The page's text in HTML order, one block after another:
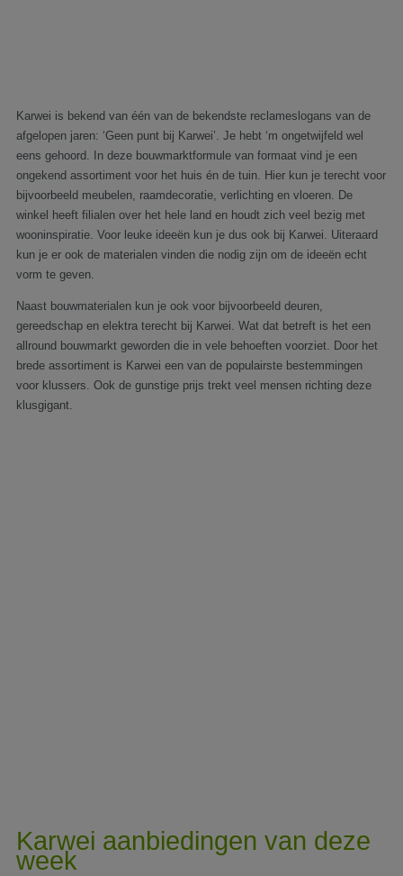
Karwei is bekend van één van de bekendste reclameslogans van de
afgelopen jaren: ‘Geen punt bij Karwei’. Je hebt ‘m ongetwijfeld wel
eens gehoord. In deze bouwmarktformule van formaat vind je een
ongekend assortiment voor het huis én de tuin. Hier kun je terecht voor
bijvoorbeeld meubelen, raamdecoratie, verlichting en vloeren. De
winkel heeft filialen over het hele land en houdt zich veel bezig met
wooninspiratie. Voor leuke ideeën kun je dus ook bij Karwei. Uiteraard
kun je er ook de materialen vinden die nodig zijn om de ideeën echt
vorm te geven.
Naast bouwmaterialen kun je ook voor bijvoorbeeld deuren,
gereedschap en elektra terecht bij Karwei. Wat dat betreft is het een
allround bouwmarkt geworden die in vele behoeften voorziet. Door het
brede assortiment is Karwei een van de populairste bestemmingen
voor klussers. Ook de gunstige prijs trekt veel mensen richting deze
klusgigant.
Karwei aanbiedingen van deze
week​